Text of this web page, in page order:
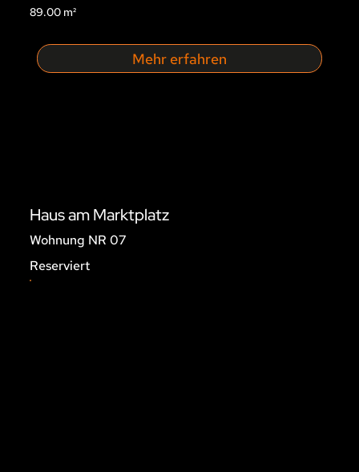
89.00 m²
Mehr erfahren
Haus am Marktplatz
Wohnung NR 07
Reserviert